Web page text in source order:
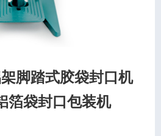
脚踏式胶袋封口机
箔袋封口包装机